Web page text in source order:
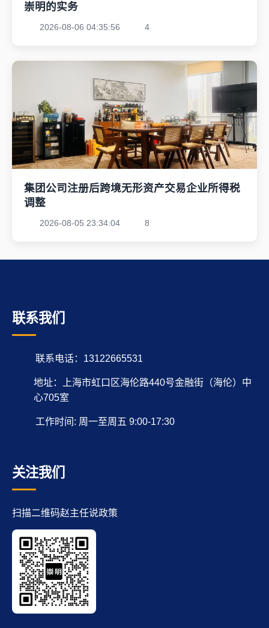
崇明的实务
2026-08-06 04:35:56 4
集团公司注册后跨境无形资产交易企业所得税
调整
2026-08-05 23:34:04 8
联系我们
联系电话：13122665531
地址：上海市虹口区海伦路440号金融街（海伦）中
心705室
工作时间: 周一至周五 9:00-17:30
关注我们
扫描二维码赵主任说政策